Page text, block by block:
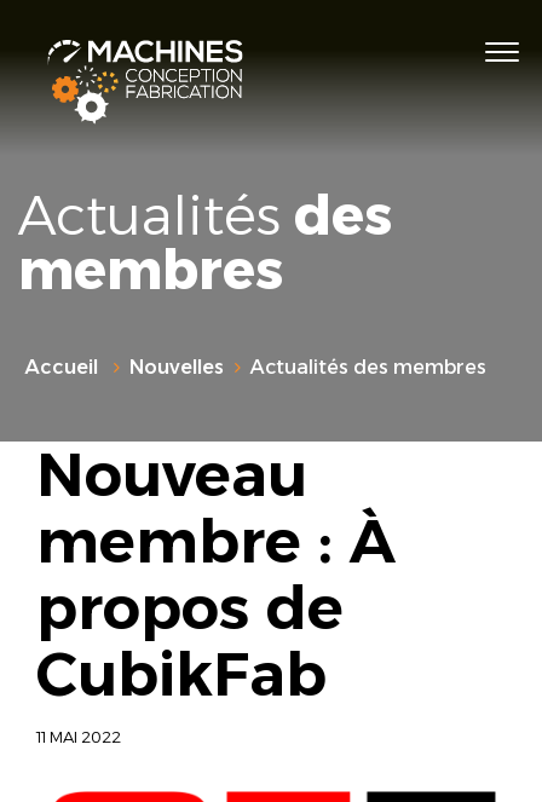
Actualités des
membres
Accueil Nouvelles Actualités des membres
Nouveau
membre : À
propos de
CubikFab
11 MAI 2022